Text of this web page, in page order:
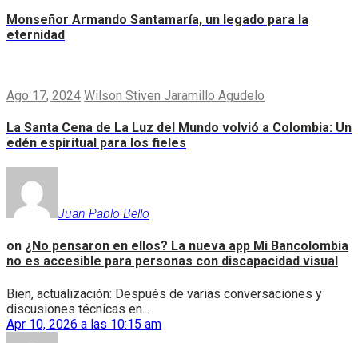
Monseñor Armando Santamaría, un legado para la
eternidad
Ago 17, 2024 Wilson Stiven Jaramillo Agudelo
La Santa Cena de La Luz del Mundo volvió a Colombia: Un
edén espiritual para los fieles
Juan Pablo Bello
on ¿No pensaron en ellos? La nueva app Mi Bancolombia
no es accesible para personas con discapacidad visual
Bien, actualización: Después de varias conversaciones y
discusiones técnicas en...
Apr 10, 2026 a las 10:15 am